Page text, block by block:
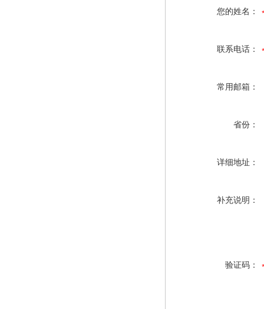
您的姓名：
联系电话：
常用邮箱：
省份：
详细地址：
补充说明：
验证码：